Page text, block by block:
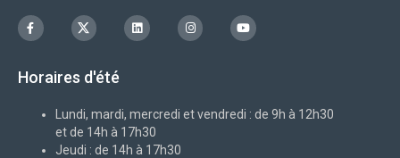
F
a
c
o
I
c
o
x
L
i
n
I
n
s
m
Y
o
u
Horaires d'été
Lundi, mardi, mercredi et vendredi : de 9h à 12h30
et de 14h à 17h30
Jeudi : de 14h à 17h30